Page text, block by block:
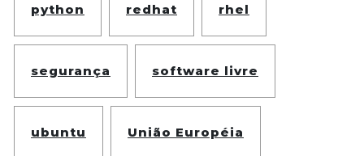
python redhat rhel
segurança software livre
ubuntu União Européia